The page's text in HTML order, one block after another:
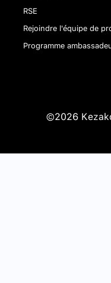
RSE
Rejoindre l'équipe de
Programme
©2026